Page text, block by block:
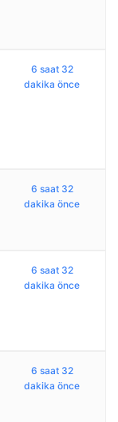
6 saat 32
dakika önce
6 saat 32
dakika önce
6 saat 32
dakika önce
6 saat 32
dakika önce